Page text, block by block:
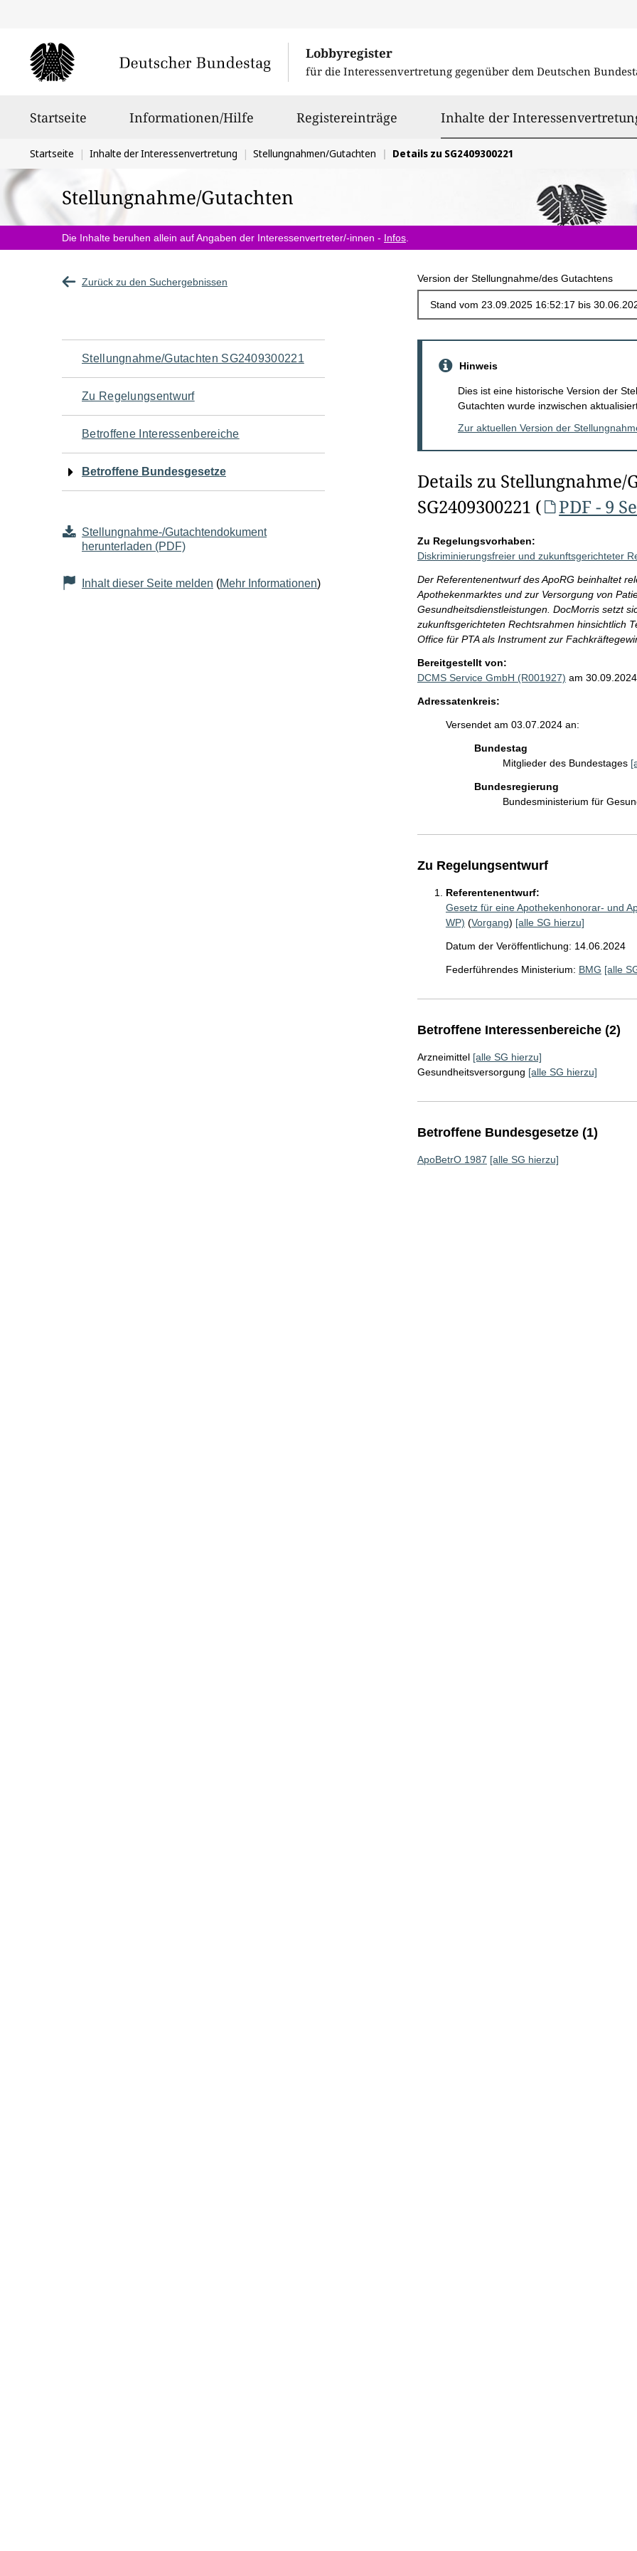
Lobbyregister
für die Interessenvertretung gegenüber dem Deutschen
Startseite Informationen/Hilfe Registereinträge Inhalte der
Sie
befinden
sich
hier:
Startseite Inhalte der Interessenvertretung Stellungnahmen/Gutachten Details zu SG2409300221
Stellungnahme/Gutachten
Die Inhalte beruhen allein auf Angaben der Interessenvertreter/-innen - Infos
Zurück zu den Suchergebnissen Version der Stellungnahme/des Gutachtens
Navigation
für
den
Seiteninhalt
Stellungnahme/Gutachten SG2409300221
Zu Regelungsentwurf
Betroffene Interessenbereiche
Betroffene Bundesgesetze
Stellungnahme-/Gutachtendokument
herunterladen (PDF)
Inhalt dieser Seite melden (Mehr Informationen)
Hinweis
Dies ist eine historische Version der
Gutachten wurde inzwischen
Zur aktuellen Version der
Details zu Stellungnahme/
SG2409300221 (
PDF - 9
Zu Regelungsvorhaben:
Diskriminierungsfreier und zukunftsgerichteter
Der Referentenentwurf des ApoRG beinhaltet
Apothekenmarktes und zur Versorgung von
Gesundheitsdienstleistungen. DocMorris setzt
zukunftsgerichteten Rechtsrahmen hinsichtlich
Office für PTA als Instrument zur
Bereitgestellt von:
DCMS Service GmbH (R001927) am 30.09.2024
Adressatenkreis:
Versendet am 03.07.2024 an:
Bundestag
Mitglieder des Bundestages
Bundesregierung
Bundesministerium für
Zu Regelungsentwurf
Referentenentwurf:
Gesetz für eine Apothekenhonorar- und
WP) (Vorgang) [alle SG hierzu]
Datum der Veröffentlichung: 14.06.2024
Federführendes Ministerium: BMG [alle
Betroffene Interessenbereiche (2)
Arzneimittel [alle SG hierzu]
Gesundheitsversorgung [alle SG hierzu]
Betroffene Bundesgesetze (1)
ApoBetrO 1987 [alle SG hierzu]